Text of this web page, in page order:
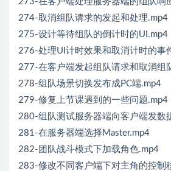
274-取消组队请求的发起和处理.mp4
275-设计等待组队的倒计时的UI.mp4
276-处理UI计时效果和取消计时的事
277-在客户端发起组队请求和取消组
278-组队场景切换发布成PC端.mp4
279-修复上节课遇到的一些问题.mp4
280-组队测试服务器端向客户端发数
281-在服务器端选择Master.mp4
282-团队战斗模式下加载角色.mp4
283-修改不同客户端下对主角的控制